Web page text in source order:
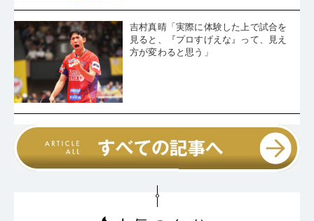
吉村真晴「実際に体験した上で試合を
見ると、『プロすげえな』って、見え
方が変わると思う」